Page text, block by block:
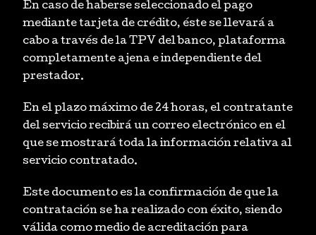
En caso de haberse seleccionado el pago
mediante tarjeta de crédito, éste se llevará a
cabo a través de la TPV del banco, plataforma
completamente ajena e independiente del
prestador.
En el plazo máximo de 24 horas, el contratante
del servicio recibirá un correo electrónico en el
que se mostrará toda la información relativa al
servicio contratado.
Este documento es la confirmación de que la
contratación se ha realizado con éxito, siendo
válida como medio de acreditación para